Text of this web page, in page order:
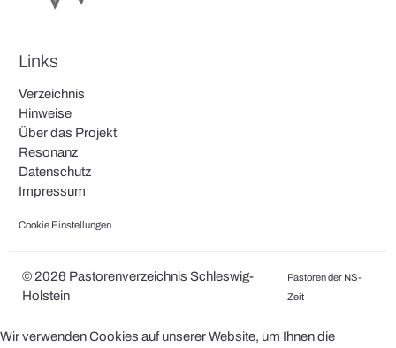
Links
Verzeichnis
Hinweise
Über das Projekt
Resonanz
Datenschutz
Impressum
Cookie Einstellungen
© 2026 Pastorenverzeichnis Schleswig-
Holstein
Pastoren der NS-
Zeit
Wir verwenden Cookies auf unserer Website, um Ihnen die